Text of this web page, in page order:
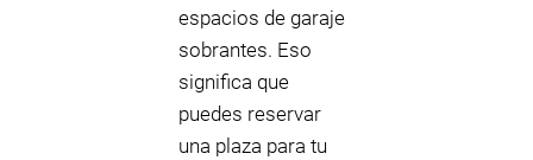
espacios de garaje
sobrantes. Eso
significa que
puedes reservar
una plaza para tu